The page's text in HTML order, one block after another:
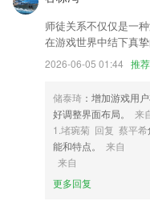
2,扩大宣传效果 展示学校形象
3,【成长档案】 学生考勤记
便老师和家长查询；
5,供给多款贴心小工具, 如
6,创建计划，实时跟踪：随
时跟踪学习进度，在线学习不
yabo网页版手机版软
师徒关系不仅仅是一
在游戏世界中结下真挚
2026-06-05 01:44 推荐
储泰琦 ：增加游戏用
好调整界面布局。
来
1.堵琬菊 回复 蔡平希
能和特点。
来自
来自
更多回复